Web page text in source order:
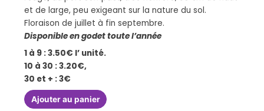
et de large, peu exigeant sur la nature du sol.
Floraison de juillet à fin septembre.
Disponible en godet toute l’année
1 à 9 : 3.50€ l’ unité.
10 à 30 : 3.20€,
30 et + : 3€
Ajouter au panier